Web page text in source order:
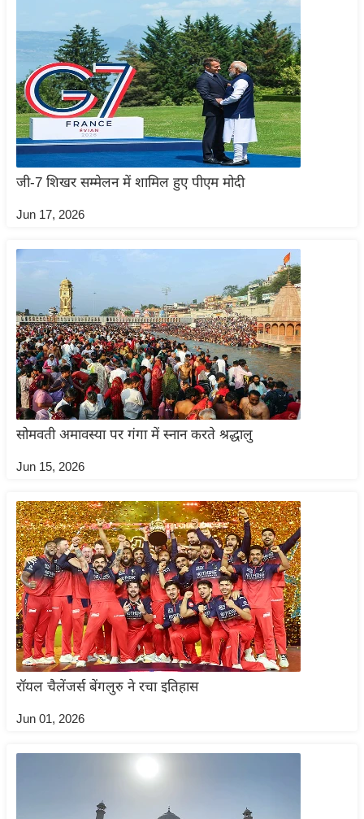
न
घ
लू
नु
स्खे
प
र्य
ट
स्थ
ट
ने
स
मं
त्रा
रि
श
शि
प
रा
ज
नी
ति
वि
श्ले
ष
म
जी-7 शिखर सम्मेलन में शामिल हुए पीएम मोदी
Jun 17, 2026
सोमवती अमावस्या पर गंगा में स्नान करते श्रद्धालु
Jun 15, 2026
रॉयल चैलेंजर्स बेंगलुरु ने रचा इतिहास
Jun 01, 2026